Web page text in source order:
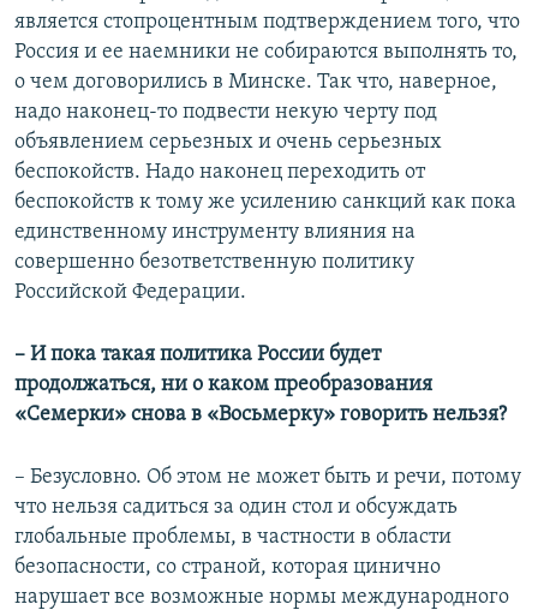
является стопроцентным подтверждением того, что
Россия и ее наемники не собираются выполнять то,
о чем договорились в Минске. Так что, наверное,
надо наконец-то подвести некую черту под
объявлением серьезных и очень серьезных
беспокойств. Надо наконец переходить от
беспокойств к тому же усилению санкций как пока
единственному инструменту влияния на
совершенно безответственную политику
Российской Федерации.​
– И пока такая политика России будет
продолжаться, ни о каком преобразования
«Семерки» снова в «Восьмерку» говорить нельзя?
– Безусловно. Об этом не может быть и речи, потому
что нельзя садиться за один стол и обсуждать
глобальные проблемы, в частности в области
безопасности, со страной, которая цинично
нарушает все возможные нормы международного